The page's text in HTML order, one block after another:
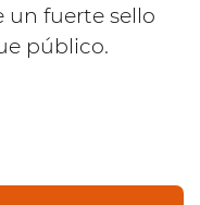
un fuerte sello
público.